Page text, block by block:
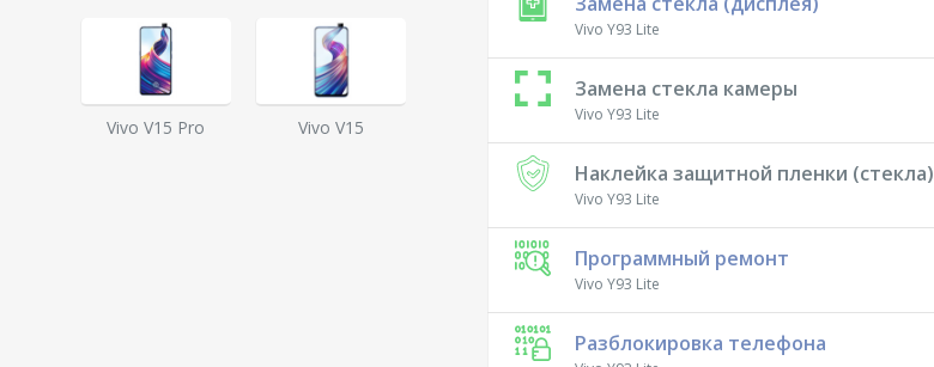
Vivo V15 Pro Vivo V15
Vivo Y93 Lite
Замена стекла камеры
Vivo Y93 Lite
Наклейка защитной пленки (стекла)
Vivo Y93 Lite
Программный ремонт
Vivo Y93 Lite
Разблокировка телефона